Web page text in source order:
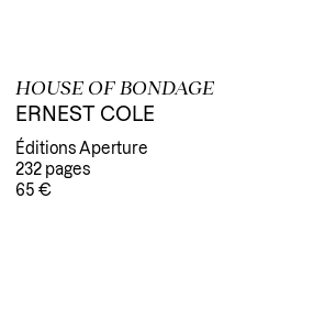
HOUSE OF BONDAGE
ERNEST COLE
Éditions Aperture
232 pages
65 €